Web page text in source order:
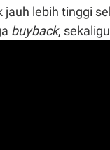
jauh lebih tinggi
buyback,